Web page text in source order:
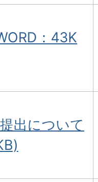
：43K
出について